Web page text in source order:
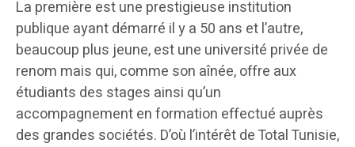
La première est une prestigieuse institution
publique ayant démarré il y a 50 ans et l’autre,
beaucoup plus jeune, est une université privée de
renom mais qui, comme son aînée, offre aux
étudiants des stages ainsi qu’un
accompagnement en formation effectué auprès
des grandes sociétés. D’où l’intérêt de Total Tunisie,